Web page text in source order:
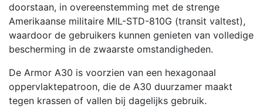
doorstaan, in overeenstemming met de strenge
Amerikaanse militaire MIL-STD-810G (transit valtest),
waardoor de gebruikers kunnen genieten van volledige
bescherming in de zwaarste omstandigheden.
De Armor A30 is voorzien van een hexagonaal
oppervlaktepatroon, die de A30 duurzamer maakt
tegen krassen of vallen bij dagelijks gebruik.